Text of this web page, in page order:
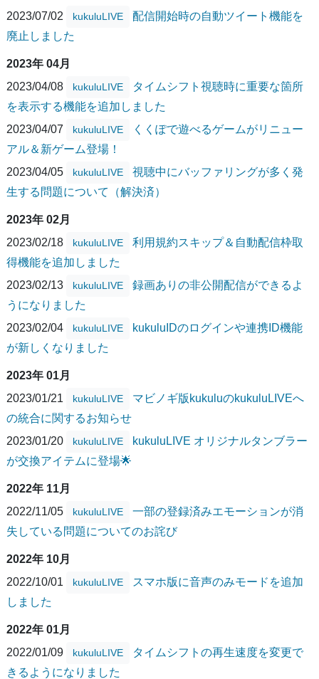
2023/07/02
kukuluLIVE
配信開始時の自動ツイート機能を
廃止しました
2023年 04月
2023/04/08
kukuluLIVE
タイムシフト視聴時に重要な箇所
を表示する機能を追加しました
2023/04/07
kukuluLIVE
くくぽで遊べるゲームがリニュー
アル＆新ゲーム登場！
2023/04/05
kukuluLIVE
視聴中にバッファリングが多く発
生する問題について（解決済）
2023年 02月
2023/02/18
kukuluLIVE
利用規約スキップ＆自動配信枠取
得機能を追加しました
2023/02/13
kukuluLIVE
録画ありの非公開配信ができるよ
うになりました
2023/02/04
kukuluLIVE
kukuluIDのログインや連携ID機能
が新しくなりました
2023年 01月
2023/01/21
kukuluLIVE
マビノギ版kukuluのkukuluLIVEへ
の統合に関するお知らせ
2023/01/20
kukuluLIVE
kukuluLIVE オリジナルタンブラー
が交換アイテムに登場🌟
2022年 11月
2022/11/05
kukuluLIVE
一部の登録済みエモーションが消
失している問題についてのお詫び
2022年 10月
2022/10/01
kukuluLIVE
スマホ版に音声のみモードを追加
しました
2022年 01月
2022/01/09
kukuluLIVE
タイムシフトの再生速度を変更で
きるようになりました